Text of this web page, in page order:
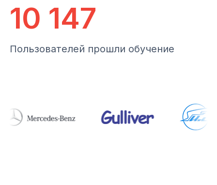
10 147
Пользователей прошли обучение